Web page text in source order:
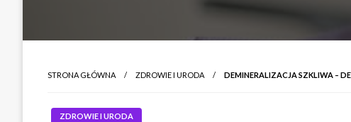
STRONA GŁÓWNA ZDROWIE I URODA DEMINERALIZACJA SZKLIWA –
ZDROWIE I URODA